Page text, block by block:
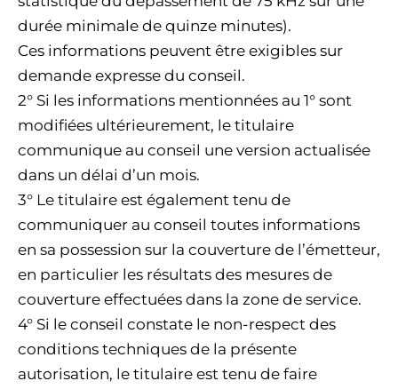
durée minimale de quinze minutes).
Ces informations peuvent être exigibles sur
demande expresse du conseil.
2° Si les informations mentionnées au 1° sont
modifiées ultérieurement, le titulaire
communique au conseil une version actualisée
dans un délai d’un mois.
3° Le titulaire est également tenu de
communiquer au conseil toutes informations
en sa possession sur la couverture de l’émetteur,
en particulier les résultats des mesures de
couverture effectuées dans la zone de service.
4° Si le conseil constate le non-respect des
conditions techniques de la présente
autorisation, le titulaire est tenu de faire